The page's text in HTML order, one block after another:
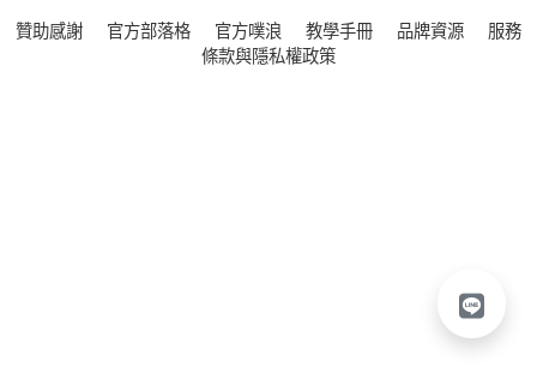
贊助感謝 官方部落格 官方噗浪 教學手冊 品牌資源
服務
條款與隱私權政策